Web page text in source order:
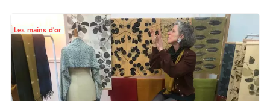
Les mains d’or